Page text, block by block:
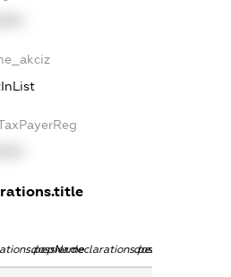
dossier.declarations.personName